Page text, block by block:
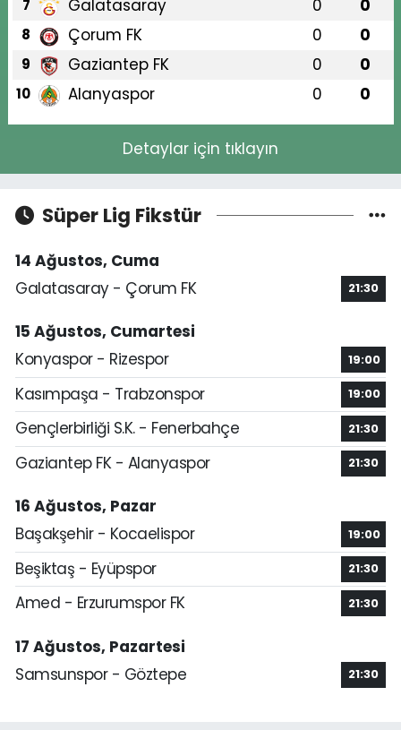
7 Galatasaray 0 0
8 Çorum FK 0 0
9 Gaziantep FK 0 0
10 Alanyaspor 0 0
Detaylar için tıklayın
Süper Lig Fikstür
14 Ağustos, Cuma
Galatasaray - Çorum FK
21:30
15 Ağustos, Cumartesi
Konyaspor - Rizespor
19:00
Kasımpaşa - Trabzonspor 19:00
Gençlerbirliği S.K. - Fenerbahçe 21:30
Gaziantep FK - Alanyaspor 21:30
16 Ağustos, Pazar
Başakşehir - Kocaelispor
19:00
Beşiktaş - Eyüpspor 21:30
Amed - Erzurumspor FK 21:30
17 Ağustos, Pazartesi
Samsunspor - Göztepe
21:30